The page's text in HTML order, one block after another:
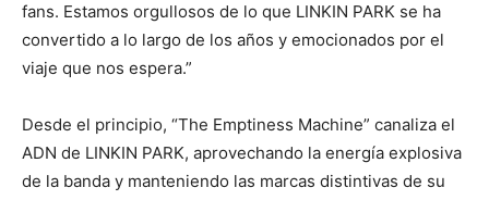
fans. Estamos orgullosos de lo que LINKIN PARK se ha
convertido a lo largo de los años y emocionados por el
viaje que nos espera.”
Desde el principio, “The Emptiness Machine” canaliza el
ADN de LINKIN PARK, aprovechando la energía explosiva
de la banda y manteniendo las marcas distintivas de su